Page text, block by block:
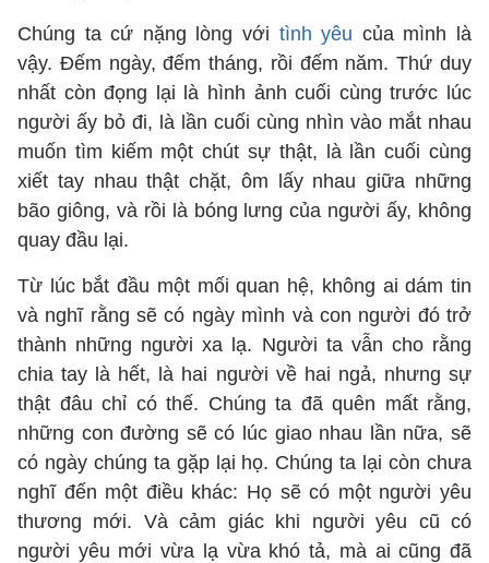
Chúng ta cứ nặng lòng với tình yêu của mình là
vậy. Đếm ngày, đếm tháng, rồi đếm năm. Thứ duy
nhất còn đọng lại là hình ảnh cuối cùng trước lúc
người ấy bỏ đi, là lần cuối cùng nhìn vào mắt nhau
muốn tìm kiếm một chút sự thật, là lần cuối cùng
xiết tay nhau thật chặt, ôm lấy nhau giữa những
bão giông, và rồi là bóng lưng của người ấy, không
quay đầu lại.
Từ lúc bắt đầu một mối quan hệ, không ai dám tin
và nghĩ rằng sẽ có ngày mình và con người đó trở
thành những người xa lạ. Người ta vẫn cho rằng
chia tay là hết, là hai người về hai ngả, nhưng sự
thật đâu chỉ có thế. Chúng ta đã quên mất rằng,
những con đường sẽ có lúc giao nhau lần nữa, sẽ
có ngày chúng ta gặp lại họ. Chúng ta lại còn chưa
nghĩ đến một điều khác: Họ sẽ có một người yêu
thương mới. Và cảm giác khi người yêu cũ có
người yêu mới vừa lạ vừa khó tả, mà ai cũng đã